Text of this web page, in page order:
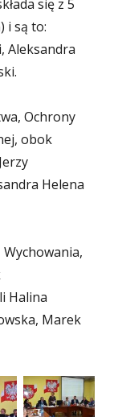
się z 5
i są to:
Aleksandra
Ochrony
obok
Helena
Halina
Marek